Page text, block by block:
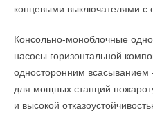
концевыми выключателями с
Консольно-моноблочные
насосы горизонтальной
односторонним
для мощных станций
и высокой